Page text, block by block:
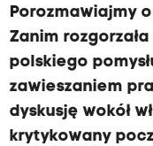
Porozmawiajmy
Zanim
polskiego
zawieszaniem
dyskusję wokół
krytykowany